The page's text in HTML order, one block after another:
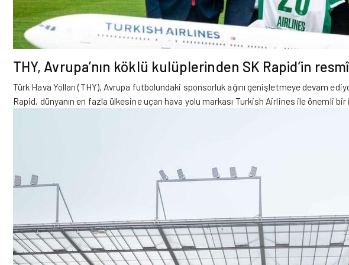
THY, Avrupa’nın köklü kulüplerinden SK Rapid’in
Türk Hava Yolları(THY), Avrupa futbolundaki sponsorluk ağını genişletmeye devam
Rapid, dünyanın en fazla ülkesine uçan hava yolu markası Turkish Airlines ile önemli